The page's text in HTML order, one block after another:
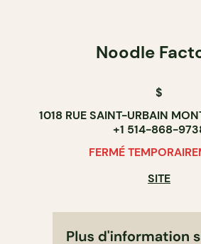
Noodle
$
1018 RUE SAINT-URBAIN
+1 514-868-
FERMÉ
SITE